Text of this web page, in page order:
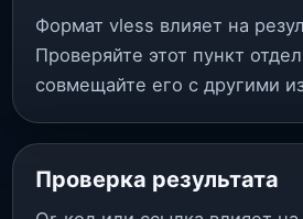
Формат vless влияет на
Проверяйте этот пункт
совмещайте его с другими
Проверка результата